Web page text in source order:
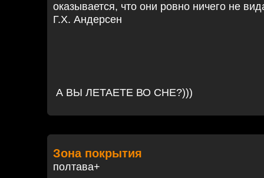
оказывается, что они ровно ничего не
Г.Х. Андерсен
А ВЫ ЛЕТАЕТЕ ВО СНЕ?)))
Зона покрытия
полтава+